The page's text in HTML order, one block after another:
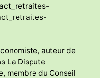
auteur de
La Dispute
membre du Conseil